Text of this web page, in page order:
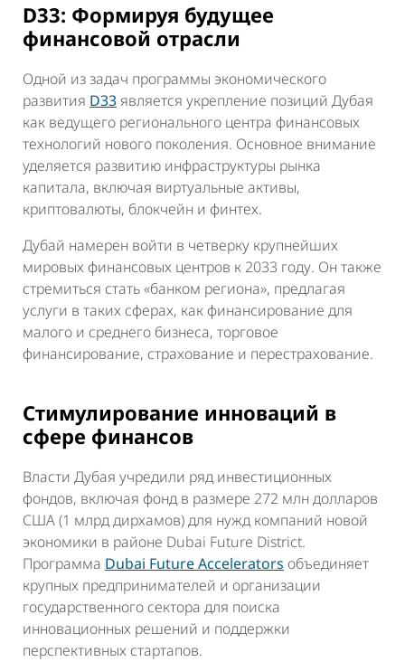
D33: Формируя будущее
финансовой отрасли
Одной из задач программы экономического
развития D33 является укрепление позиций Дубая
как ведущего регионального центра финансовых
технологий нового поколения. Основное внимание
уделяется развитию инфраструктуры рынка
капитала, включая виртуальные активы,
криптовалюты, блокчейн и финтех.
Дубай намерен войти в четверку крупнейших
мировых финансовых центров к 2033 году. Он также
стремиться стать «банком региона», предлагая
услуги в таких сферах, как финансирование для
малого и среднего бизнеса, торговое
финансирование, страхование и перестрахование.
Стимулирование инноваций в
сфере финансов
Власти Дубая учредили ряд инвестиционных
фондов, включая фонд в размере 272 млн долларов
США (1 млрд дирхамов) для нужд компаний новой
экономики в районе Dubai Future District.
Программа Dubai Future Accelerators объединяет
крупных предпринимателей и организации
государственного сектора для поиска
инновационных решений и поддержки
перспективных стартапов.